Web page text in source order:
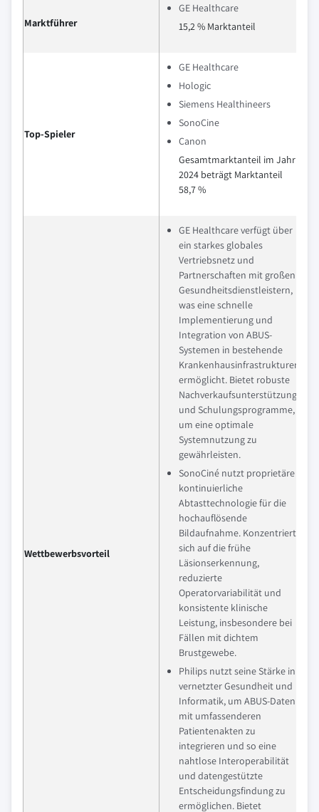
Marktführer
GE Healthcare
15,2 % Marktanteil
Top-Spieler
GE Healthcare
Hologic
Siemens Healthineers
SonoCine
Canon
Gesamtmarktanteil im Jahr
2024 beträgt Marktanteil
58,7 %
Wettbewerbsvorteil
GE Healthcare verfügt über
ein starkes globales
Vertriebsnetz und
Partnerschaften mit großen
Gesundheitsdienstleistern,
was eine schnelle
Implementierung und
Integration von ABUS-
Systemen in bestehende
Krankenhausinfrastrukturen
ermöglicht. Bietet robuste
Nachverkaufsunterstützung
und Schulungsprogramme,
um eine optimale
Systemnutzung zu
gewährleisten.
SonoCiné nutzt proprietäre
kontinuierliche
Abtasttechnologie für die
hochauflösende
Bildaufnahme. Konzentriert
sich auf die frühe
Läsionserkennung,
reduzierte
Operatorvariabilität und
konsistente klinische
Leistung, insbesondere bei
Fällen mit dichtem
Brustgewebe.
Philips nutzt seine Stärke in
vernetzter Gesundheit und
Informatik, um ABUS-Daten
mit umfassenderen
Patientenakten zu
integrieren und so eine
nahtlose Interoperabilität
und datengestützte
Entscheidungsfindung zu
ermöglichen. Bietet